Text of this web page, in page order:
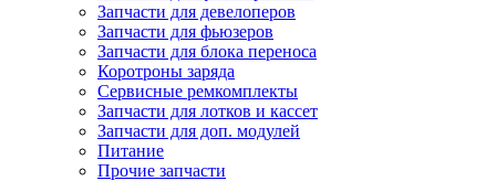
Запчасти для девелоперов
Запчасти для фьюзеров
Запчасти для блока переноса
Коротроны заряда
Сервисные ремкомплекты
Запчасти для лотков и кассет
Запчасти для доп. модулей
Питание
Прочие запчасти